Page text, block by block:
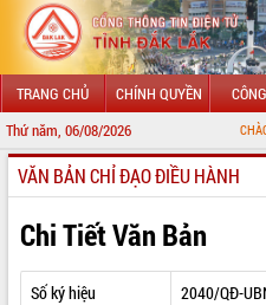
TRANG CHỦ CHÍNH QUYỀN
Thứ năm, 06/08/2026 CHÀO MỪNG
GIỚI THIỆU
LÃNH ĐẠO UBND TỈNH
TIN TỨC SỰ KIỆN
VĂN BẢN CHỈ ĐẠO ĐIỀU HÀNH
Chi Tiết Văn Bản
Số ký hiệu
2040/QĐ-